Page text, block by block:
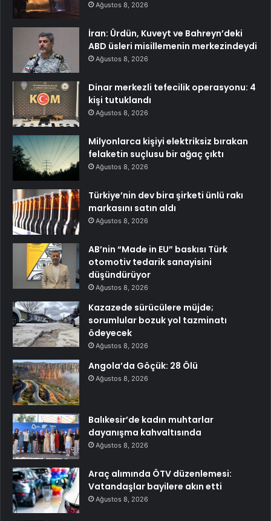
Ağustos 8, 2026
İran: Ürdün, Kuveyt ve Bahreyn’deki
ABD üsleri misillemenin merkezindeydi
Ağustos 8, 2026
Dinar merkezli tefecilik operasyonu: 4
kişi tutuklandı
Ağustos 8, 2026
Milyonlarca kişiyi elektriksiz bırakan
felaketin suçlusu bir ağaç çıktı
Ağustos 8, 2026
Türkiye’nin dev bira şirketi ünlü rakı
markasını satın aldı
Ağustos 8, 2026
AB’nin “Made in EU” baskısı Türk
otomotiv tedarik sanayisini
düşündürüyor
Ağustos 8, 2026
Kazazede sürücülere müjde;
sorumlular bozuk yol tazminatı
ödeyecek
Ağustos 8, 2026
Angola’da Göçük: 28 Ölü
Ağustos 8, 2026
Balıkesir’de kadın muhtarlar
dayanışma kahvaltısında
Ağustos 8, 2026
Araç alımında ÖTV düzenlemesi:
Vatandaşlar bayilere akın etti
Ağustos 8, 2026